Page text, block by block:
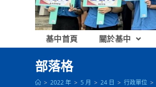
基中首頁 關於基中
部落格
> 2022 年 > 5 月 > 24 日 > 行政單位 >